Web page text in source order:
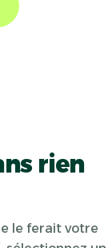
rien
le ferait votre